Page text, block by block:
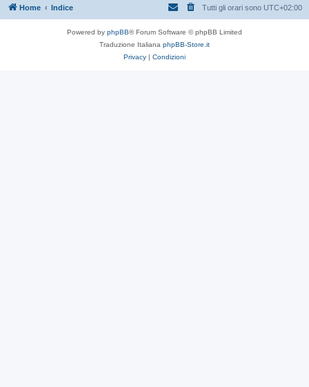
Home Indice Tutti gli orari sono UTC+02:00
Powered by phpBB® Forum Software © phpBB Limited
Traduzione Italiana phpBB-Store.it
Privacy | Condizioni